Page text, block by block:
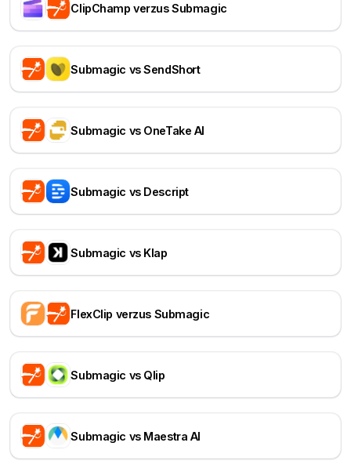
ClipChamp verzus Submagic
Submagic vs SendShort
Submagic vs OneTake AI
Submagic vs Descript
Submagic vs Klap
FlexClip verzus Submagic
Submagic vs Qlip
Submagic vs Maestra AI